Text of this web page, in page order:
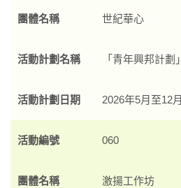
團體名稱 世紀華心
活動計劃名稱 「青年興邦計劃」
活動計劃日期 2026年5月至12月
活動編號 060
團體名稱 激揚工作坊